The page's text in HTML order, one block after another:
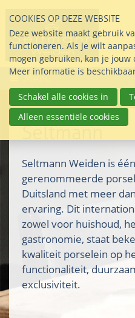
links
over
Direct
naar
inhoud
Direct
naar
het
Menu
Seltmann
Seltmann Weiden is
gerenommeerde
Duitsland met meer
ervaring. Dit
zowel voor huishoud,
gastronomie, staat
kwaliteit porselein op
functionaliteit,
exclusiviteit.
COOKIES OP DEZE WEBSITE
Deze website maakt gebruik
functioneren. Als je wilt
mogen gebruiken, kan je
Meer informatie is
Schakel alle cookies in
Alleen essentiële cookies